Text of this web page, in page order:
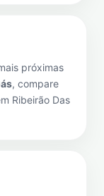
próximas
, compare
Ribeirão Das